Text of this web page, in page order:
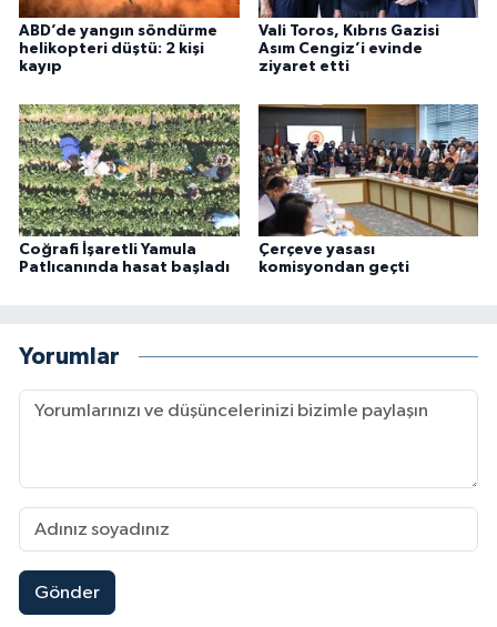
ABD’de yangın söndürme
helikopteri düştü: 2 kişi
kayıp
Vali Toros, Kıbrıs Gazisi
Asım Cengiz’i evinde
ziyaret etti
Coğrafi İşaretli Yamula
Patlıcanında hasat başladı
Çerçeve yasası
komisyondan geçti
Yorumlar
Gönder